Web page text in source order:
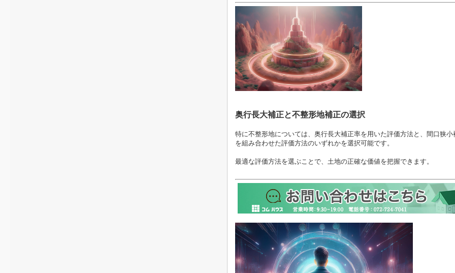
奥行長大補正と不整形地補正の選択
特に不整形地については、奥行長大補正率を用いた評価方法と、間口狭小
を組み合わせた評価方法のいずれかを選択可能です。
最適な評価方法を選ぶことで、土地の正確な価値を把握できます。